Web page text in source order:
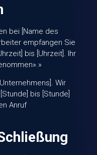
bei [Name des
empfangen Sie
bis [Uhrzeit]. Ihr
Wir
bis [Stunde]
Anruf